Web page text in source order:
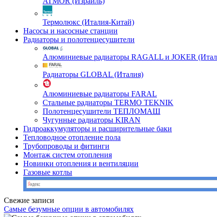
Термолюкс (Италия-Китай)
Насосы и насосные станции
Радиаторы и полотенцесушители
Алюминиевые радиаторы RAGALL и JOKER
Радиаторы GLOBAL (Италия)
Алюминиевые радиаторы FARAL
Стальные радиаторы TERMO TEKNIK
Полотенцесушители ТЕПЛОМАШ
Чугунные радиаторы KIRAN
Гидроаккумуляторы и расширительные баки
Тепловодное отопление пола
Трубопроводы и фитинги
Монтаж систем отопления
Новинки отопления и вентиляции
Газовые котлы
Свежие записи
Самые безумные опции в автомобилях